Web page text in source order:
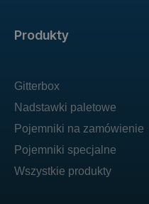
Produkty
Gitterbox
Nadstawki paletowe
Pojemniki na zamówienie
Pojemniki specjalne
Wszystkie produkty